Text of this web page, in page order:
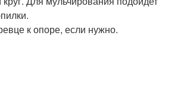
к опоре, если нужно.